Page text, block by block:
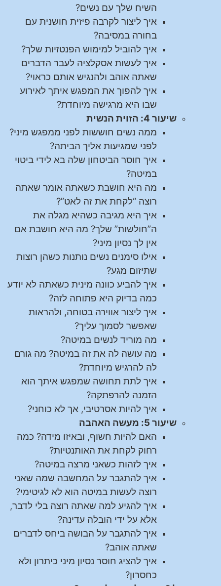
השיח שלך עם נשים?
איך ליצור לקרבה פיזית חושנית עם
בחורה במסיבה?
איך להוביל למימוש הפנטזיות שלך?
איך לעשות אסקלציה לעבר הדברים
שאתה אוהב ולהנגיש אותם כראוי?
איך להפוך את המפגש איתך לאירוע
שבו היא מרגישה מיוחדת?
שיעור 4: הזוית הנשית
ממה נשים חוששות לפני ממפגש מיני?
לפני שמגיעות אליך הביתה?
איך חוסר הביטחון שלה בא לידי ביטוי
במיטה?
מה היא חושבת כשאתה אומר שאתה
רוצה “לקחת את זה לאט”?
איך היא מגיבה כשהיא מגלה את
ה”חולשות” שלך? מה היא חושבת אם
אין לך נסיון מיני?
אילו סימנים נשים נותנות כשהן רוצות
שתיזום מגע?
איך להביע כוונה מינית כשאתה לא יודע
כמה בדיוק היא פתוחה לזה?
איך ליצור אווירה בטוחה, ולהראות
שאפשר לסמוך עליך?
מה מוריד לנשים במיטה?
מה עושה לה את זה במיטה? מה גורם
לה להרגיש מיוחדת?
איך לתת תחושה שמפגש איתך הוא
הזמנה להרפתקה?
איך להיות אסרטיבי, אך לא כוחני?
שיעור 5: מעשה האהבה
האם להיות חשוף, ובאיזו מידה? כמה
רחוק לקחת את האותנטיות?
איך לזהות כשאני מרצה במיטה?
איך להתגבר על המחשבה שמה שאני
רוצה לעשות במיטה הוא לא לגיטימי?
איך להגיע למה שאתה רוצה בלי לדבר,
אלא על ידי הובלה עדינה?
איך להתגבר על הבושה ביחס לדברים
שאתה אוהב?
איך להציג חוסר נסיון מיני כיתרון ולא
כחסרון?